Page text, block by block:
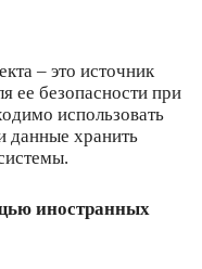
– это источник
ее безопасности при
использовать
данные хранить
иностранных